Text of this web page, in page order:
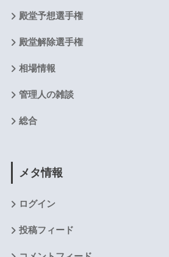
殿堂予想選手権
殿堂解除選手権
相場情報
管理人の雑談
総合
メタ情報
ログイン
投稿フィード